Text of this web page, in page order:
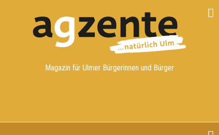
Magazin für Ulmer Bürgerinnen und Bürger